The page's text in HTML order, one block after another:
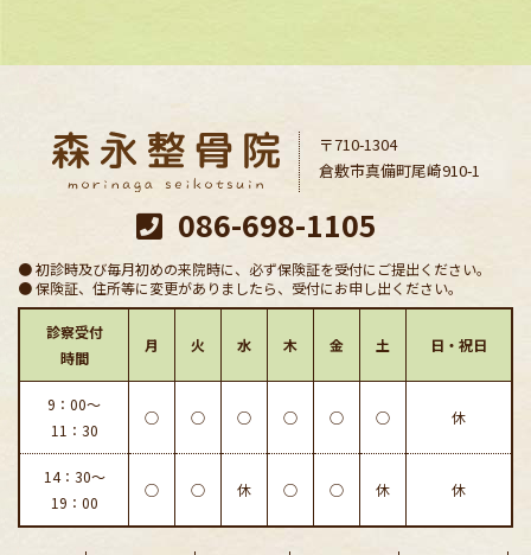
〒710-1304
倉敷市真備町尾崎910-1
086-698-1105
● 初診時及び毎月初めの来院時に、必ず保険証を受付にご提出ください。
● 保険証、住所等に変更がありましたら、受付にお申し出ください。
診察受付
時間
月 火 水 木 金 土 日・祝日
9：00〜
11：30
○ ○ ○ ○ ○ ○ 休
14：30〜
19：00
○ ○ 休 ○ ○ 休 休